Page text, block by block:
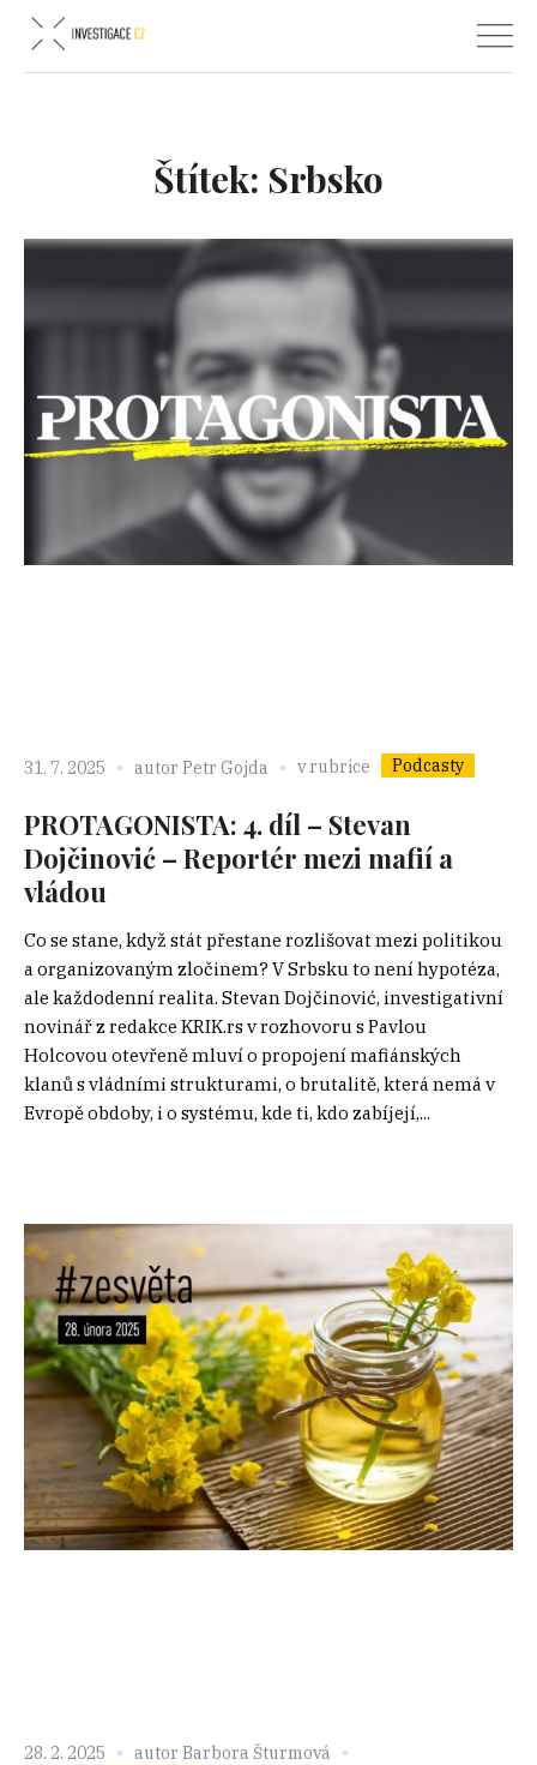
Štítek: Srbsko
31. 7. 2025 autor Petr Gojda v rubrice Podcasty
PROTAGONISTA: 4. díl – Stevan
Dojčinović – Reportér mezi mafií a
vládou
Co se stane, když stát přestane rozlišovat mezi politikou
a organizovaným zločinem? V Srbsku to není hypotéza,
ale každodenní realita. Stevan Dojčinović, investigativní
novinář z redakce KRIK.rs v rozhovoru s Pavlou
Holcovou otevřeně mluví o propojení mafiánských
klanů s vládními strukturami, o brutalitě, která nemá v
Evropě obdoby, i o systému, kde ti, kdo zabíjejí,...
28. 2. 2025 autor Barbora Šturmová